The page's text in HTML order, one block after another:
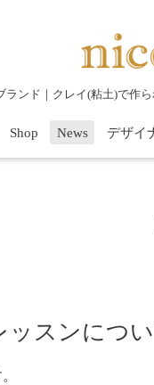
ランド｜クレイ(粘土)で作
Shop News デザイ
ッスンにつ